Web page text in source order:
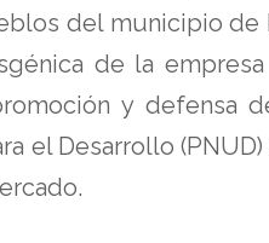
del municipio de
de la empresa
y defensa
el Desarrollo (PNUD)